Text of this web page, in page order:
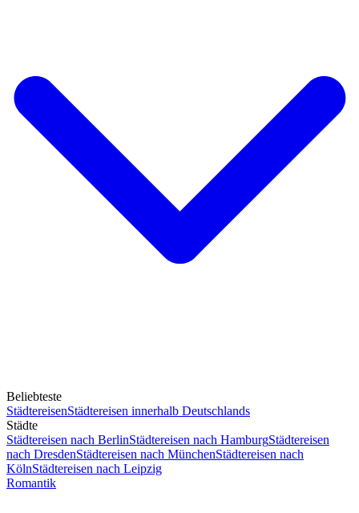
Beliebteste
StädtereisenStädtereisen innerhalb Deutschlands
Städte
Städtereisen nach BerlinStädtereisen nach HamburgStädtereisen
nach DresdenStädtereisen nach MünchenStädtereisen nach
KölnStädtereisen nach Leipzig
Romantik